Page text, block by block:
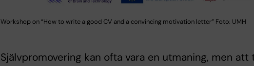
Workshop on “How to write a good CV and a convincing motivation letter” Foto: UMH
Självpromovering kan ofta vara en utmaning, men att